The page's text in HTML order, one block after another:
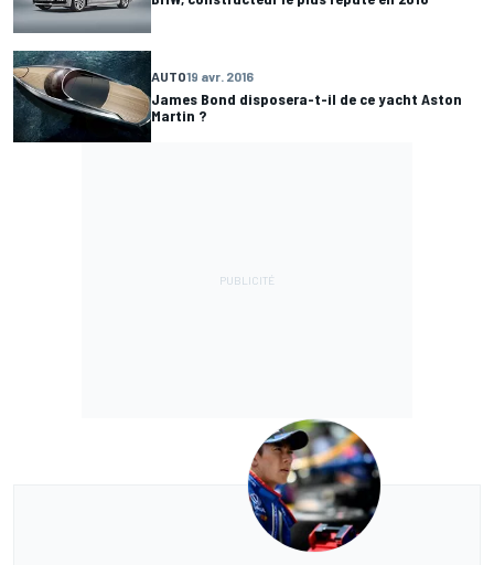
AUTO19 avr. 2016
James Bond disposera-t-il de ce yacht Aston
Martin ?